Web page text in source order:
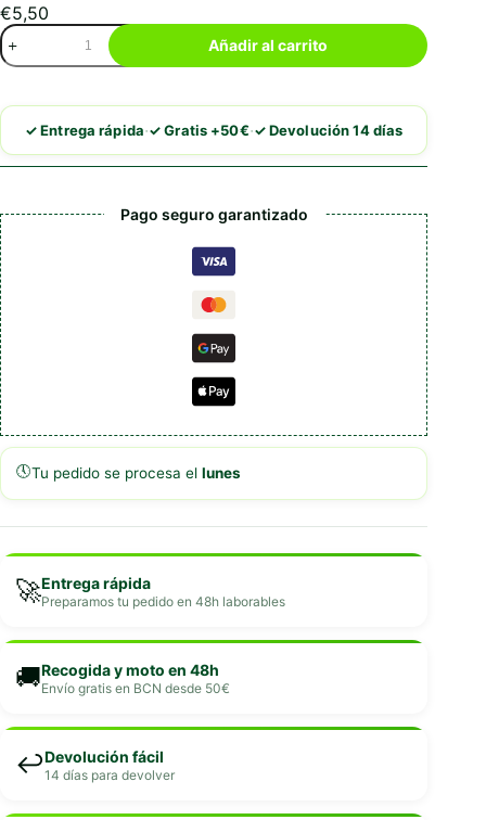
€5,50
Fidelis
Menú
Fresco
con
Remolacha
y
Añadir al carrito
✓ Entrega rápida·✓ Gratis +50€·✓ Devolución 14 días
Pago seguro garantizado
🕔Tu pedido se procesa el lunes
🚀Entrega rápida
Preparamos tu pedido en 48h laborables
🚚Recogida y moto en 48h
Envío gratis en BCN desde 50€
↩️Devolución fácil
14 días para devolver